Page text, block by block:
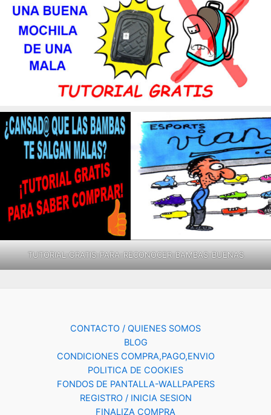
TUTORIAL-GRATIS-PARA-RECONOCER-BAMBAS-BUENAS
CONTACTO / QUIENES SOMOS
BLOG
CONDICIONES COMPRA,PAGO,ENVIO
POLITICA DE COOKIES
FONDOS DE PANTALLA-WALLPAPERS
REGISTRO / INICIA SESION
FINALIZA COMPRA